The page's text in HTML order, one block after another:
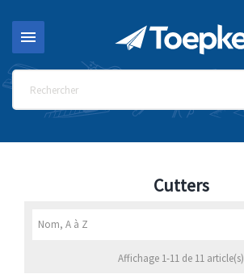

Cutters
Nom, A à Z
Affichage 1-11 de 11 article(s)